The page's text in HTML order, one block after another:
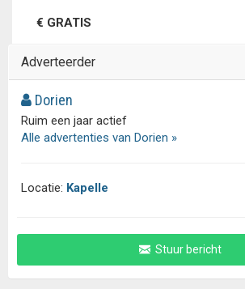
€ GRATIS
Adverteerder
Dorien
Ruim een jaar actief
Alle advertenties van Dorien »
Locatie: Kapelle
Stuur bericht